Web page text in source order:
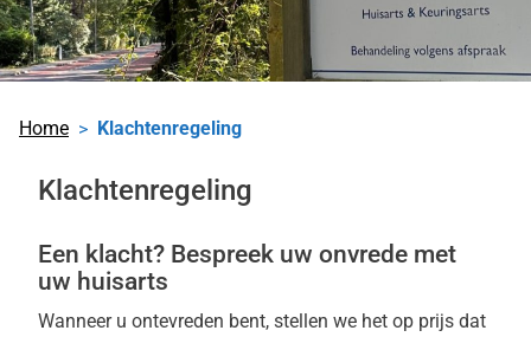
Home Klachtenregeling
Klachtenregeling
Een klacht? Bespreek uw onvrede met
uw huisarts
Wanneer u ontevreden bent, stellen we het op prijs dat